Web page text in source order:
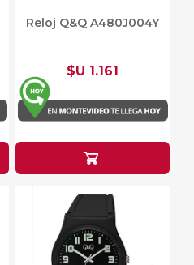
Reloj Q&Q A480J004Y
$U 1.161